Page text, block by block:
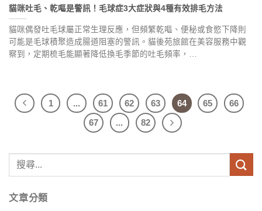
貓咪吐毛、乾嘔是警訊！毛球症3大症狀與4種有效排毛方法
貓咪偶發吐毛球屬正常生理反應，但頻繁乾嘔、便秘或食慾下降則
可能是毛球積聚造成腸道阻塞的警訊。貓後苑旅館在美容服務中觀
察到，定期梳毛能顯著降低換毛季節的吐毛頻率，…
1 ... 61 62 63 64 65
66
67
... 82
文章分類